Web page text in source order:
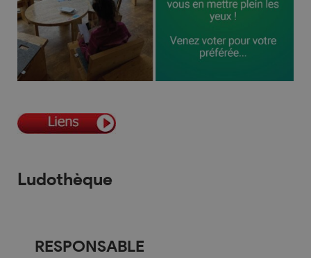
Ludothèque
RESPONSABLE